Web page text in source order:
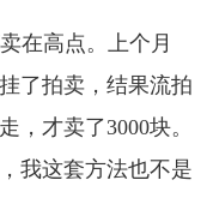
在高点。上个月
了拍卖，结果流拍
，才卖了3000块。
我这套方法也不是